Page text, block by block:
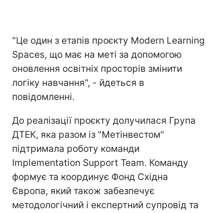
"Це один з етапів проєкту Modern Learning
Spaces, що має на меті за допомогою
оновлення освітніх просторів змінити
логіку навчання", - йдеться в
повідомленні.
До реалізації проєкту долучилася Група
ДТЕК, яка разом із "Метінвестом"
підтримала роботу команди
Implementation Support Team. Команду
формує та координує Фонд Східна
Європа, який також забезпечує
методологічний і експертний супровід та